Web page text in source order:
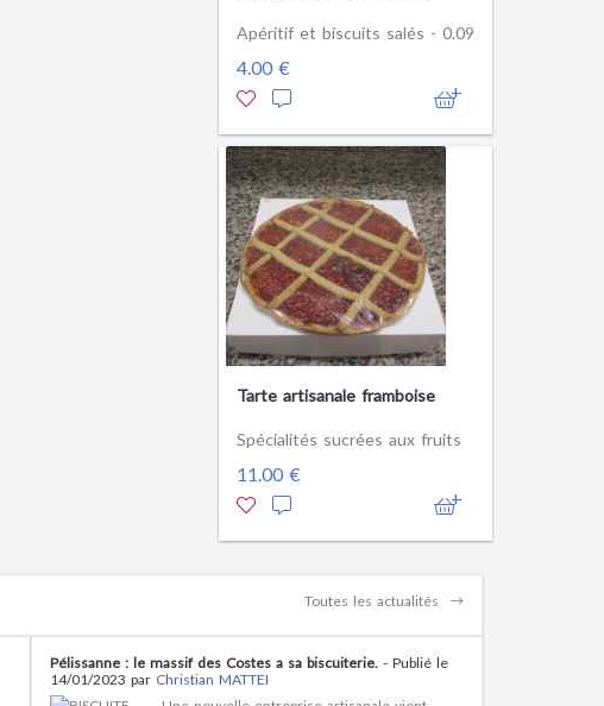
Apéritif et biscuits salés - 0.09
4.00 €
Tarte artisanale framboise
Spécialités sucrées aux fruits
11.00 €
Toutes les actualités
Pélissanne : le massif des Costes a sa biscuiterie. - Publié le
14/01/2023 par Christian MATTEI